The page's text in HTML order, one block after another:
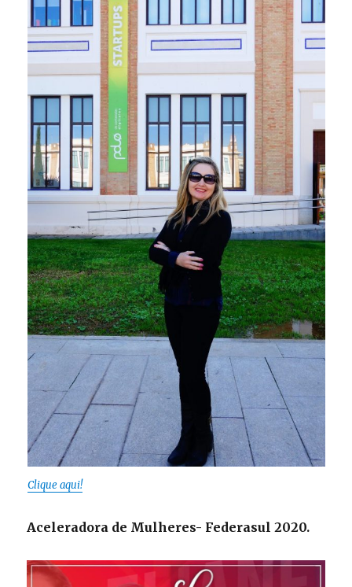
Clique aqui!
Aceleradora de Mulheres- Federasul 2020.